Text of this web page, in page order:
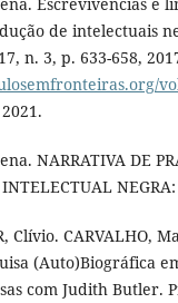
de intelectuais
n. 3, p. 633-658,
NARRATIVA DE
NEGRA:
Clívio. CARVALHO,
(Auto)Biográfica
com Judith Butler.